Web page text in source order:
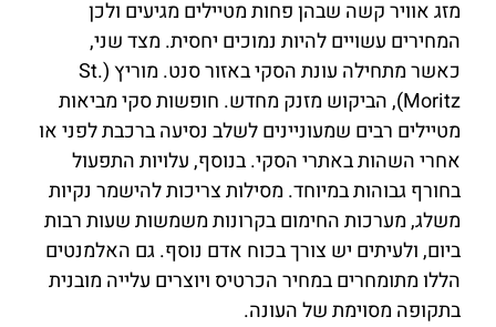
מזג אוויר קשה שבהן פחות מטיילים מגיעים ולכן
המחירים עשויים להיות נמוכים יחסית. מצד שני,
כאשר מתחילה עונת הסקי באזור סנט. מוריץ (St.
Moritz), הביקוש מזנק מחדש. חופשות סקי מביאות
מטיילים רבים שמעוניינים לשלב נסיעה ברכבת לפני או
אחרי השהות באתרי הסקי. בנוסף, עלויות התפעול
בחורף גבוהות במיוחד. מסילות צריכות להישמר נקיות
משלג, מערכות החימום בקרונות משמשות שעות רבות
ביום, ולעיתים יש צורך בכוח אדם נוסף. גם האלמנטים
הללו מתומחרים במחיר הכרטיס ויוצרים עלייה מובנית
בתקופה מסוימת של העונה.